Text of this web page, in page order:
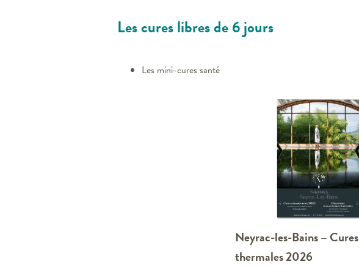
Les cures libres de 6 jours
Les mini-cures santé
Neyrac-les-Bains – Cures
thermales 2026